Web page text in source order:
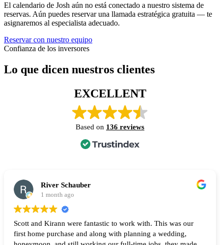
El calendario de Josh aún no está conectado a nuestro sistema de
reservas. Aún puedes reservar una llamada estratégica gratuita — te
asignaremos al especialista adecuado.
Reservar con nuestro equipo
Confianza de los inversores
Lo que dicen nuestros clientes
EXCELLENT
Based on 136 reviews
River Schauber
1 month ago
Scott and Kirann were fantastic to work with. This was our
first home purchase and along with planning a wedding,